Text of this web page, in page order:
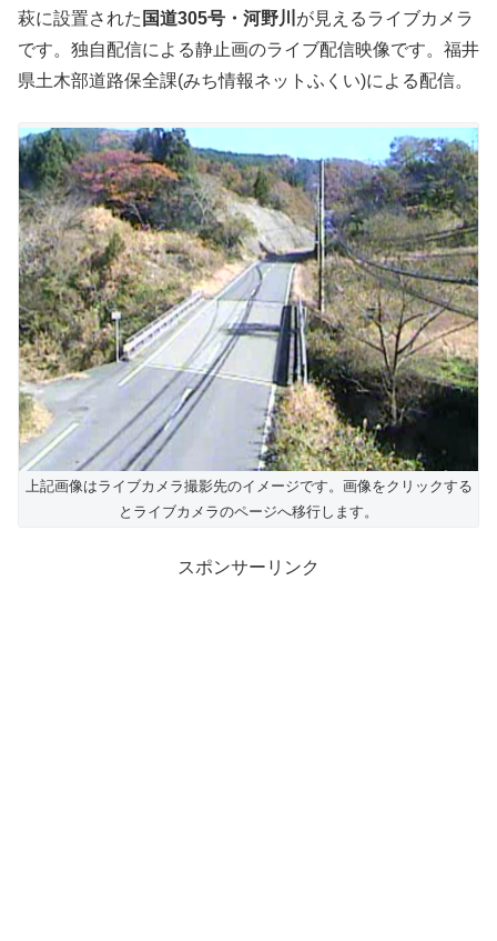
萩に設置された 国道305号・河野川 が見えるライブカメラ
です。独自配信による静止画のライブ配信映像です。福井
県土木部道路保全課(みち情報ネットふくい)による配信。
上記画像はライブカメラ撮影先のイメージです。画像をクリックする
とライブカメラのページへ移行します。
スポンサーリンク